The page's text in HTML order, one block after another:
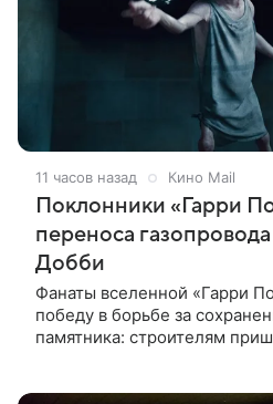
11 часов назад Кино Mail
Поклонники «Гарри
переноса
Добби
Фанаты вселенной «Гарри
победу в борьбе за
памятника: строителям